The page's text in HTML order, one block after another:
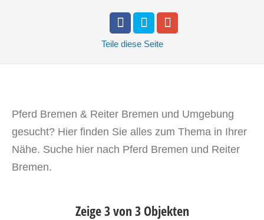
Teile diese Seite
Pferd Bremen & Reiter Bremen und Umgebung
gesucht? Hier finden Sie alles zum Thema in Ihrer
Nähe. Suche hier nach Pferd Bremen und Reiter
Bremen.
Zeige 3 von 3 Objekten